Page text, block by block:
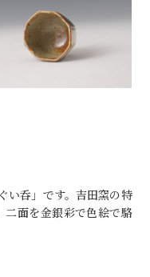
い呑」です。吉田窯の特
二面を金銀彩で色絵で駱